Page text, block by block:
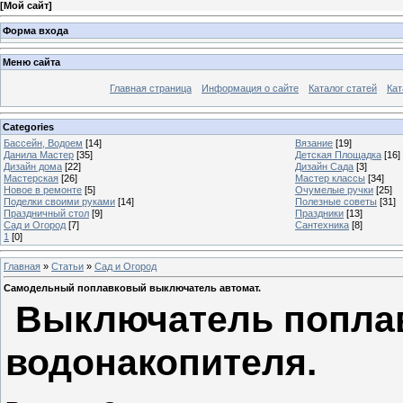
[Мой сайт]
Форма входа
Меню сайта
Главная страница Информация о сайте Каталог статей
Categories
Бассейн, Водоем [14] Вязание [19]
Данила Мастер [35] Детская Площадка [16]
Дизайн дома [22] Дизайн Сада [3]
Мастерская [26] Мастер классы [34]
Новое в ремонте [5] Очумелые ручки [25]
Поделки своими руками [14] Полезные советы [31]
Праздничный стол [9] Праздники [13]
Сад и Огород [7] Сантехника [8]
1 [0]
Главная » Статьи » Сад и Огород
Самодельный поплавковый выключатель автомат.
Выключатель
водонакопителя.